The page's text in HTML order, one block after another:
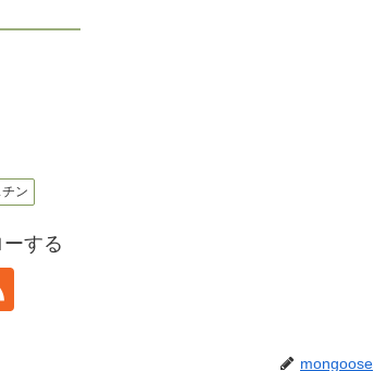
ン
する
mongoose